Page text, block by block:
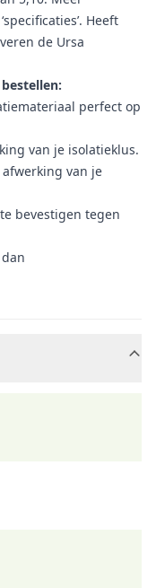
Heeft
de Ursa
perfect op
van je isolatieklus.
van je
bevestigen tegen